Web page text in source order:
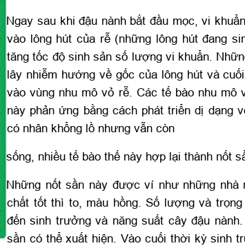
Ngay sau khi đậu nành bắt đầu mọc, vi khuẩn
vào lông hút của rễ (những lông hút đang
tăng tốc độ sinh sản số lượng vi khuẩn.
lây nhiễm hướng về gốc của lông hút và
vào vùng nhu mô vỏ rễ. Các tế bào nhu
này phản ứng bằng cách phát triển dị dạng
có nhân khổng lồ nhưng vẫn còn
sống, nhiều tế bào thế này hợp lại thành nốt
Những nốt sần này được ví như những nhà
chất tốt thì to, màu hồng. Số lượng và
đến sinh trưởng và năng suất cây đậu
sần có thể xuất hiện. Vào cuối thời kỳ sinh